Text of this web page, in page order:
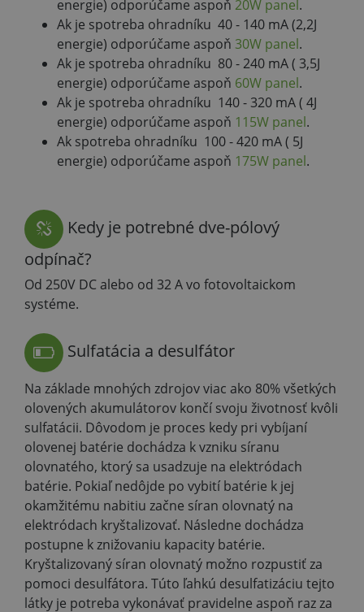
energie) odporúčame aspoň 20W panel.
Ak je spotreba ohradníku 40 - 140 mA (2,2J
energie) odporúčame aspoň 30W panel.
Ak je spotreba ohradníku 80 - 240 mA ( 3,5J
energie) odporúčame aspoň 60W panel.
Ak je spotreba ohradníku 140 - 320 mA ( 4J
energie) odporúčame aspoň 115W panel.
Ak spotreba ohradníku 100 - 420 mA ( 5J
energie) odporúčame aspoň 175W panel.
Kedy je potrebné dve-pólový
odpínač?
Od 250V DC alebo od 32 A vo fotovoltaickom
systéme.
Sulfatácia a desulfátor
Na základe mnohých zdrojov viac ako 80% všetkých
olovených akumulátorov končí svoju životnosť kvôli
sulfatácii. Dôvodom je proces kedy pri vybíjaní
olovenej batérie dochádza k vzniku síranu
olovnatého, ktorý sa usadzuje na elektródach
batérie. Pokiaľ nedôjde po vybití batérie k jej
okamžitému nabitiu začne síran olovnatý na
elektródach kryštalizovať. Následne dochádza
postupne k znižovaniu kapacity batérie.
Kryštalizovaný síran olovnatý možno rozpustiť za
pomoci desulfátora. Túto ľahkú desulfatizáciu tejto
látky je potreba vykonávať pravidelne aspoň raz za